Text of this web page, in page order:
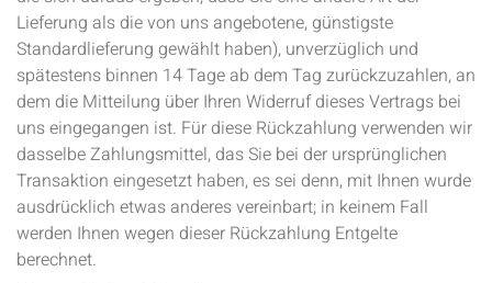
Lieferung als die von uns angebotene, günstigste
Standardlieferung gewählt haben), unverzüglich und
spätestens binnen 14 Tage ab dem Tag zurückzuzahlen, an
dem die Mitteilung über Ihren Widerruf dieses Vertrags bei
uns eingegangen ist. Für diese Rückzahlung verwenden wir
dasselbe Zahlungsmittel, das Sie bei der ursprünglichen
Transaktion eingesetzt haben, es sei denn, mit Ihnen wurde
ausdrücklich etwas anderes vereinbart; in keinem Fall
werden Ihnen wegen dieser Rückzahlung Entgelte
berechnet.